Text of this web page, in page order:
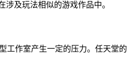
及玩法相似的游戏作品中。
工作室产生一定的压力。任天堂的